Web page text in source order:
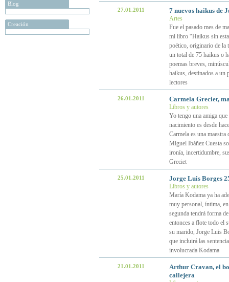
Blog
Creación
27.01.2011 7 nuevos haikus de
Artes
Fue el pasado mes de
mi libro “Haikus sin
poético, originario de la
un total de 75 haikus o
poemas breves,
haikus, destinados a un
lectores
26.01.2011 Carmela Greciet,
Libros y autores
Yo tengo una amiga
nacimiento es desde
Carmela es una
Miguel Ibáñez Cuesta
ironía, incertidumbre,
Greciet
25.01.2011 Jorge Luis Borges
Libros y autores
María Kodama ya ha
muy personal, íntima,
segunda tendrá forma
entonces a flote todo el
su marido, Jorge Luis
que incluirá las
involucrada Kodama
21.01.2011
Arthur Cravan, el
callejera